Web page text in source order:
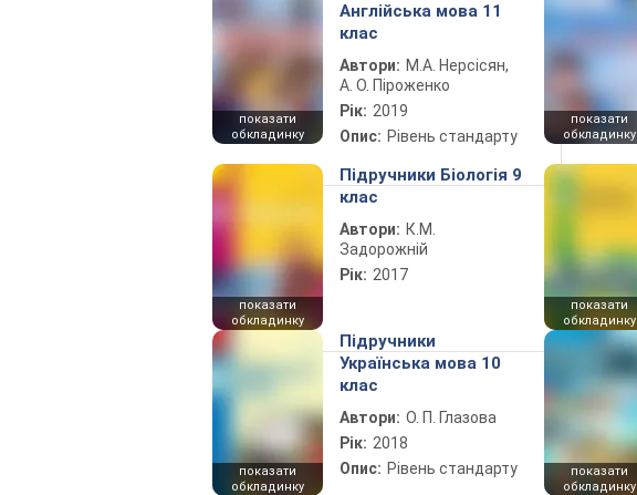
показати
обкладинку
Англійська мова 11
клас
Автори: М.А. Нерсісян,
А. О. Піроженко
Рік: 2019
Опис: Рівень стандарту
показати
обкладинку
показати
обкладинку
Підручники Біологія 9
клас
Автори: К.М.
Задорожній
Рік: 2017
показати
обкладинку
показати
обкладинку
Підручники
Українська мова 10
клас
Автори: О. П. Глазова
Рік: 2018
Опис: Рівень стандарту
показати
обкладинку